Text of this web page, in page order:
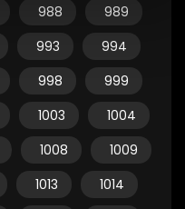
988
989
993
994
998
999
1003
1004
1008
1009
1013
1014